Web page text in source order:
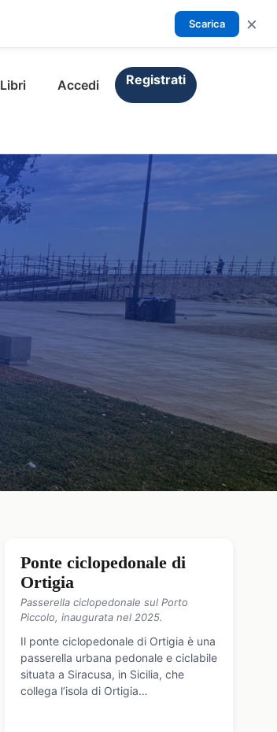
Scarica ×
Libri Accedi Registrati
Ponte ciclopedonale di
Ortigia
Passerella ciclopedonale sul Porto
Piccolo, inaugurata nel 2025.
Il ponte ciclopedonale di Ortigia è una
passerella urbana pedonale e ciclabile
situata a Siracusa, in Sicilia, che
collega l’isola di Ortigia…